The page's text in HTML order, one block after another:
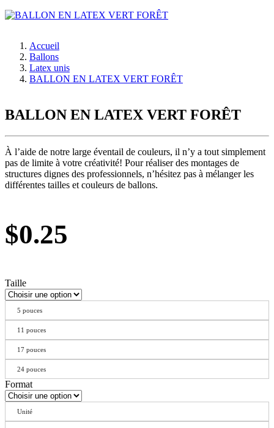
Accueil
Ballons
Latex unis
BALLON EN LATEX VERT FORÊT
BALLON EN LATEX VERT FORÊT
À l’aide de notre large éventail de couleurs, il n’y a tout simplement
pas de limite à votre créativité! Pour réaliser des montages de
structures dignes des professionnels, n’hésitez pas à mélanger les
différentes tailles et couleurs de ballons.
$0.25
Taille
5 pouces
11 pouces
17 pouces
24 pouces
Format
Unité